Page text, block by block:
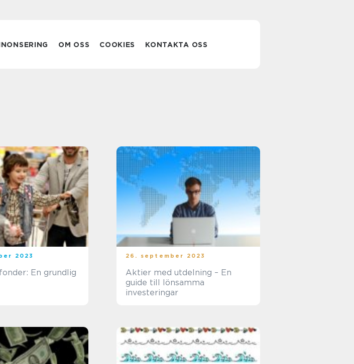
OM OSS COOKIES KONTAKTA OSS
2023
En grundlig
26. september 2023
Aktier med utdelning – En
guide till lönsamma
investeringar